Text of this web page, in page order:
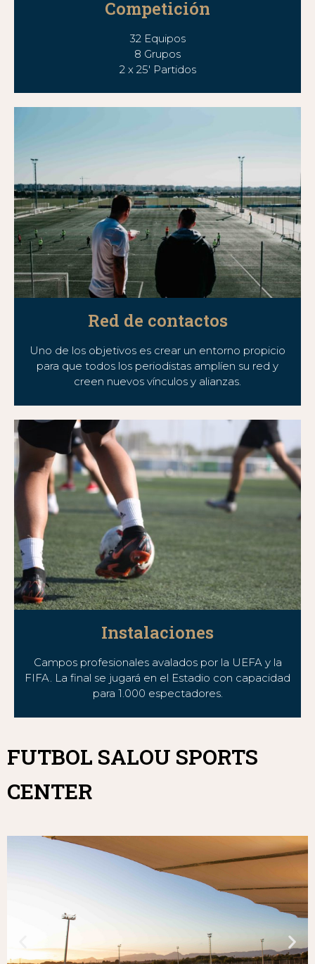
Competición
32 Equipos
8 Grupos
2 x 25′ Partidos
Red de contactos
Uno de los objetivos es crear un entorno propicio
para que todos los periodistas amplíen su red y
creen nuevos vínculos y alianzas.
Instalaciones
Campos profesionales avalados por la UEFA y la
FIFA. La final se jugará en el Estadio con capacidad
para 1.000 espectadores.
FUTBOL SALOU SPORTS
CENTER